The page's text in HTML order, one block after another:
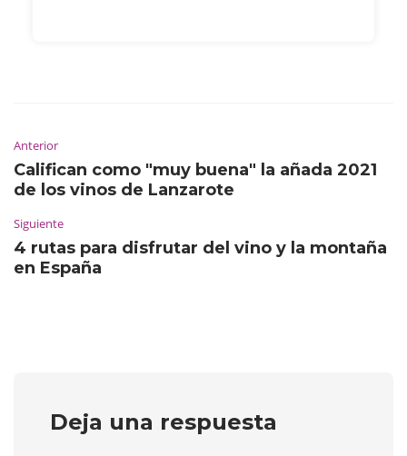
Anterior
Califican como "muy buena" la añada 2021
de los vinos de Lanzarote
Siguiente
4 rutas para disfrutar del vino y la montaña
en España
Deja una respuesta